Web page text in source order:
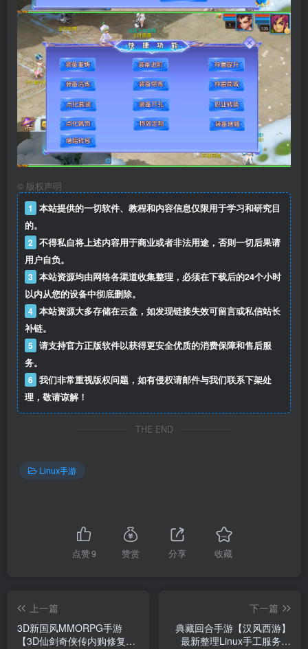
© 版权声明
1
本站提供的一切软件、教程和内容信息仅限用于学习和研究目
的。
2 不得私自将上述内容用于商业或者非法用途，否则一切后果请
用户自负。
3 本站资源均由网络各渠道收集整理，必须在下载后的24个小时
以内从您的设备中彻底删除。
4 本站资源大多存储在云盘，如发现链接失效可留言或私信站长
补链。
5 请支持官方正版软件以获得更安全优质的消费保障和售后服
务。
6 我们非常重视版权问题，如有侵权请邮件与我们联系下架处
理，敬请谅解！
THE END
Linux手游
点赞9 赞赏 分享 收藏
上一篇
3D新国风MMORPG手游
【3D仙剑奇侠传内购修复
下一篇
典藏回合手游【汉风西游】
最新整理Linux手工服务端